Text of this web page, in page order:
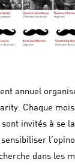
annuel
Chaque
invités à se
dans les